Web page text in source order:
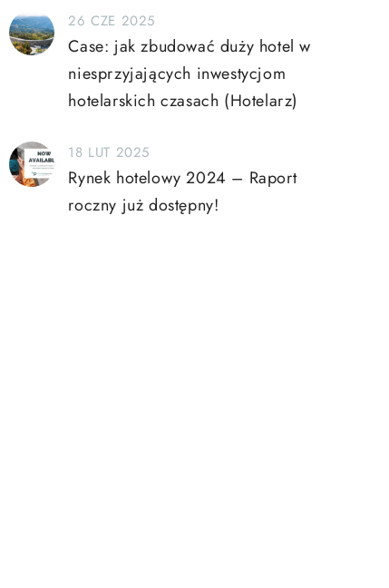
26 CZE 2025
Case: jak zbudować duży hotel w
niesprzyjających inwestycjom
hotelarskich czasach (Hotelarz)
18 LUT 2025
Rynek hotelowy 2024 – Raport
roczny już dostępny!